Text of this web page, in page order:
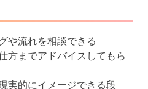
や流れを相談できる
方までアドバイスしてもら
実的にイメージできる段